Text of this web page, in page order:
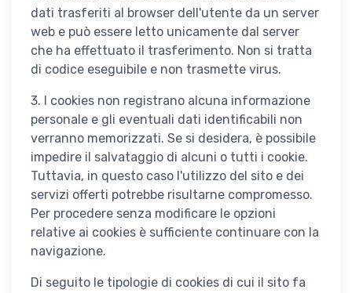
dati trasferiti al browser dell'utente da un server
web e può essere letto unicamente dal server
che ha effettuato il trasferimento. Non si tratta
di codice eseguibile e non trasmette virus.
3. I cookies non registrano alcuna informazione
personale e gli eventuali dati identificabili non
verranno memorizzati. Se si desidera, è possibile
impedire il salvataggio di alcuni o tutti i cookie.
Tuttavia, in questo caso l'utilizzo del sito e dei
servizi offerti potrebbe risultarne compromesso.
Per procedere senza modificare le opzioni
relative ai cookies è sufficiente continuare con la
navigazione.
Di seguito le tipologie di cookies di cui il sito fa